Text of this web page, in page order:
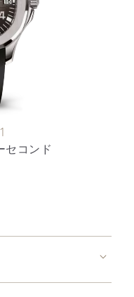
セコンド